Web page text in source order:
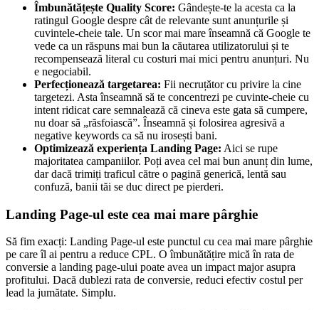
Îmbunătățește Quality Score: Gândește-te la acesta ca la
ratingul Google despre cât de relevante sunt anunțurile și
cuvintele-cheie tale. Un scor mai mare înseamnă că Google te
vede ca un răspuns mai bun la căutarea utilizatorului și te
recompensează literal cu costuri mai mici pentru anunțuri. Nu
e negociabil.
Perfecționează targetarea: Fii necruțător cu privire la cine
targetezi. Asta înseamnă să te concentrezi pe cuvinte-cheie cu
intent ridicat care semnalează că cineva este gata să cumpere,
nu doar să „răsfoiască”. Înseamnă și folosirea agresivă a
negative keywords ca să nu irosești bani.
Optimizează experiența Landing Page: Aici se rupe
majoritatea campaniilor. Poți avea cel mai bun anunț din lume,
dar dacă trimiți traficul către o pagină generică, lentă sau
confuză, banii tăi se duc direct pe pierderi.
Landing Page-ul este cea mai mare pârghie
Să fim exacți: Landing Page-ul este punctul cu cea mai mare pârghie
pe care îl ai pentru a reduce CPL. O îmbunătățire mică în rata de
conversie a landing page-ului poate avea un impact major asupra
profitului. Dacă dublezi rata de conversie, reduci efectiv costul per
lead la jumătate. Simplu.